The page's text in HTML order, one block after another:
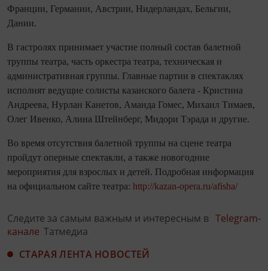
Франции, Германии, Австрии, Нидерландах, Бельгии,
Дании.
В гастролях принимает участие полный состав балетной
труппы театра, часть оркестра театра, техническая и
административная группы. Главные партии в спектаклях
исполнят ведущие солисты казанского балета - Кристина
Андреева, Нурлан Канетов, Аманда Гомес, Михаил Тимаев,
Олег Ивенко, Алина Штейнберг, Мидори Тэрада и другие.
Во время отсутствия балетной труппы на сцене театра
пройдут оперные спектакли, а также новогодние
мероприятия для взрослых и детей. Подробная информация
на официальном сайте театра: http://kazan-opera.ru/afisha/
Следите за самым важным и интересным в Telegram-
канале Татмедиа
СТАРАЯ ЛЕНТА НОВОСТЕЙ